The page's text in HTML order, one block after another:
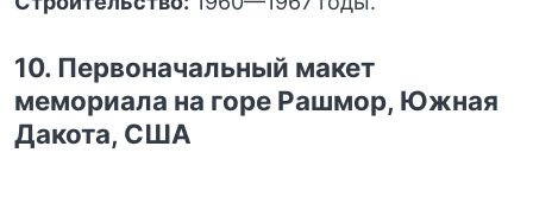
10. Первоначальный макет
мемориала на горе Рашмор, Южная
Дакота, США